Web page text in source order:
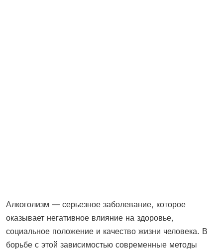
Алкоголизм — серьезное заболевание, которое
оказывает негативное влияние на здоровье,
социальное положение и качество жизни человека. В
борьбе с этой зависимостью современные методы